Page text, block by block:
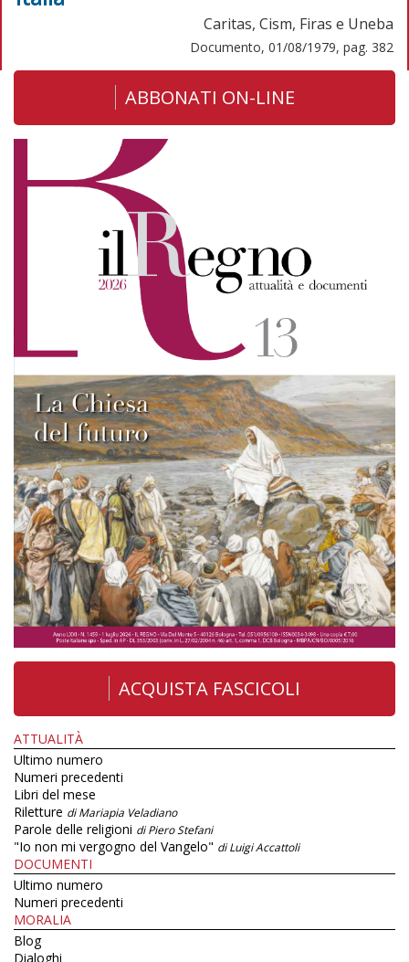
Caritas, Cism, Firas e Uneba
Documento, 01/08/1979, pag. 382
ABBONATI ON-LINE
ACQUISTA FASCICOLI
ATTUALITÀ
Ultimo numero
Numeri precedenti
Libri del mese
Riletture di Mariapia Veladiano
Parole delle religioni di Piero Stefani
"Io non mi vergogno del Vangelo" di Luigi Accattoli
DOCUMENTI
Ultimo numero
Numeri precedenti
MORALIA
Blog
Dialoghi